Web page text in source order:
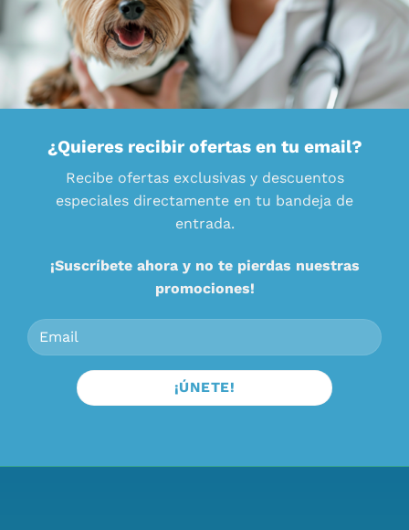
¿Quieres recibir ofertas en tu email?
Recibe ofertas exclusivas y descuentos
especiales directamente en tu bandeja de
entrada.
¡Suscríbete ahora y no te pierdas nuestras
promociones!